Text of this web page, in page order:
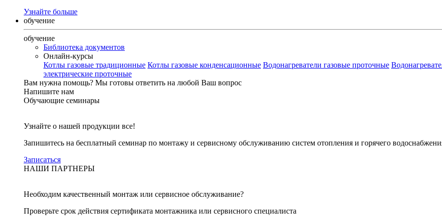
Узнайте больше
обучение
обучение
Библиотека документов
Онлайн-курсы
Котлы газовые традиционные Котлы газовые конденсационные Водонагреватели газовые проточные
электрические проточные
Вам нужна помощь? Мы готовы ответить на любой Ваш вопрос
Напишите нам
Обучающие семинары
Узнайте о нашей продукции все!
Запишитесь на бесплатный семинар по монтажу и сервисному обслуживанию систем отопления и горячего
Записаться
НАШИ ПАРТНЕРЫ
Необходим качественный монтаж или сервисное обслуживание?
Проверьте срок действия сертификата монтажника или сервисного специалиста